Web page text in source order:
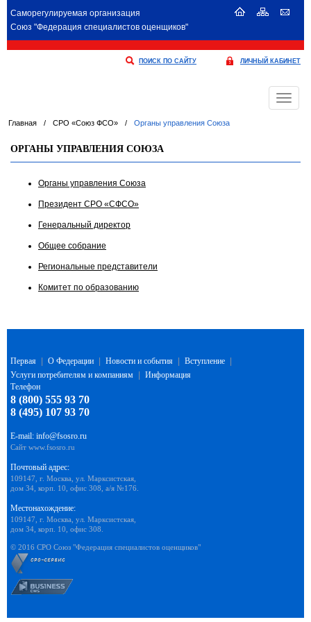
Саморегулируемая организация
Союз "Федерация специалистов оценщиков"
ПОИСК ПО САЙТУ ЛИЧНЫЙ КАБИНЕТ
Меню
Главная / СРО «Союз ФСО» / Органы управления Союза
ОРГАНЫ УПРАВЛЕНИЯ СОЮЗА
Органы управления Союза
Президент СРО «СФСО»
Генеральный директор
Общее собрание
Региональные представители
Комитет по образованию
Первая О Федерации Новости и события Вступление
Услуги потребителям и компаниям
Информация
Телефон
8 (800) 555 93 70
8 (495) 107 93 70
E-mail: info@fsosro.ru
Сайт www.fsosro.ru
Почтовый адрес:
109147, г. Москва, ул. Марксистская,
дом 34, корп. 10, офис 308, а/я №176.
Местонахождение:
109147, г. Москва, ул. Марксистская,
дом 34, корп. 10, офис 308.
© 2016 СРО Союз "Федерация специалистов оценщиков"